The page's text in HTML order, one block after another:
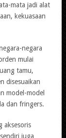
mata jadi alat
kekuasaan
negara
mulai
tamu,
disesuaikan
model-model
dan fringers.
aksesoris
juga